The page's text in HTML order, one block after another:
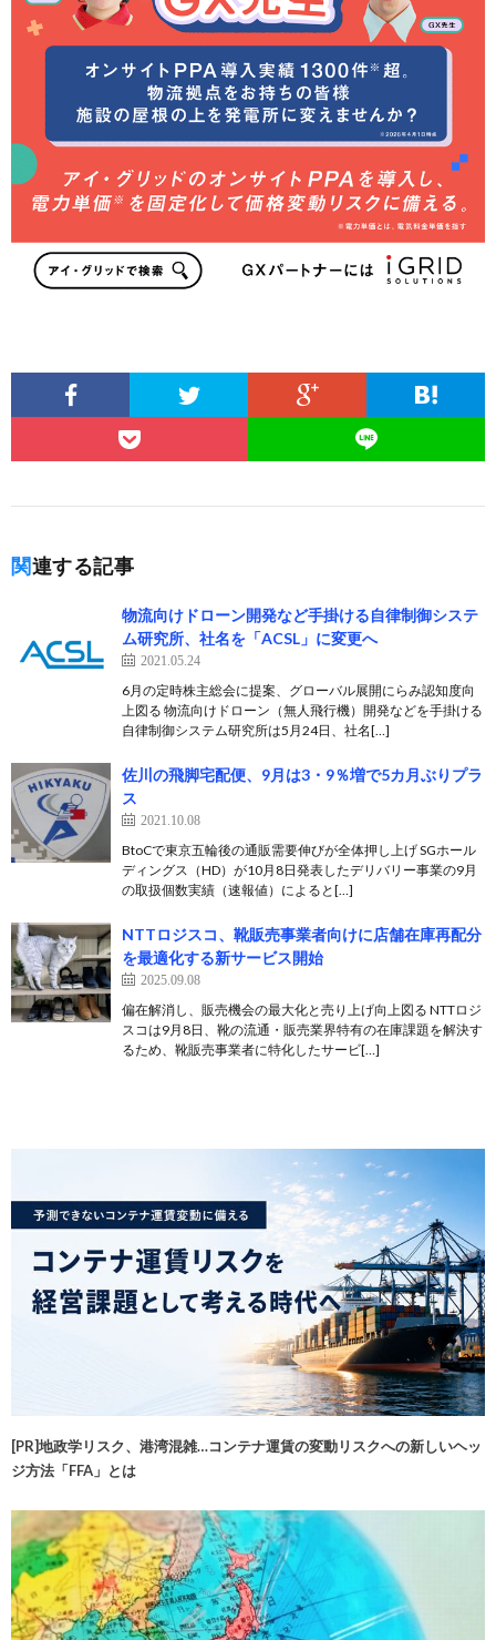
関連する記事
物流向けドローン開発など手掛ける自律制御システ
ム研究所、社名を「ACSL」に変更へ
2021.05.24
6月の定時株主総会に提案、グローバル展開にらみ認知度向
上図る 物流向けドローン（無人飛行機）開発などを手掛ける
自律制御システム研究所は5月24日、社名[…]
佐川の飛脚宅配便、9月は3・9％増で5カ月ぶりプラ
ス
2021.10.08
BtoCで東京五輪後の通販需要伸びが全体押し上げ SGホール
ディングス（HD）が10月8日発表したデリバリー事業の9月
の取扱個数実績（速報値）によると[…]
NTTロジスコ、靴販売事業者向けに店舗在庫再配分
を最適化する新サービス開始
2025.09.08
偏在解消し、販売機会の最大化と売り上げ向上図る NTTロジ
スコは9月8日、靴の流通・販売業界特有の在庫課題を解決す
るため、靴販売事業者に特化したサービ[…]
[PR]地政学リスク、港湾混雑…コンテナ運賃の変動リスクへの新しいヘッ
ジ方法「FFA」とは